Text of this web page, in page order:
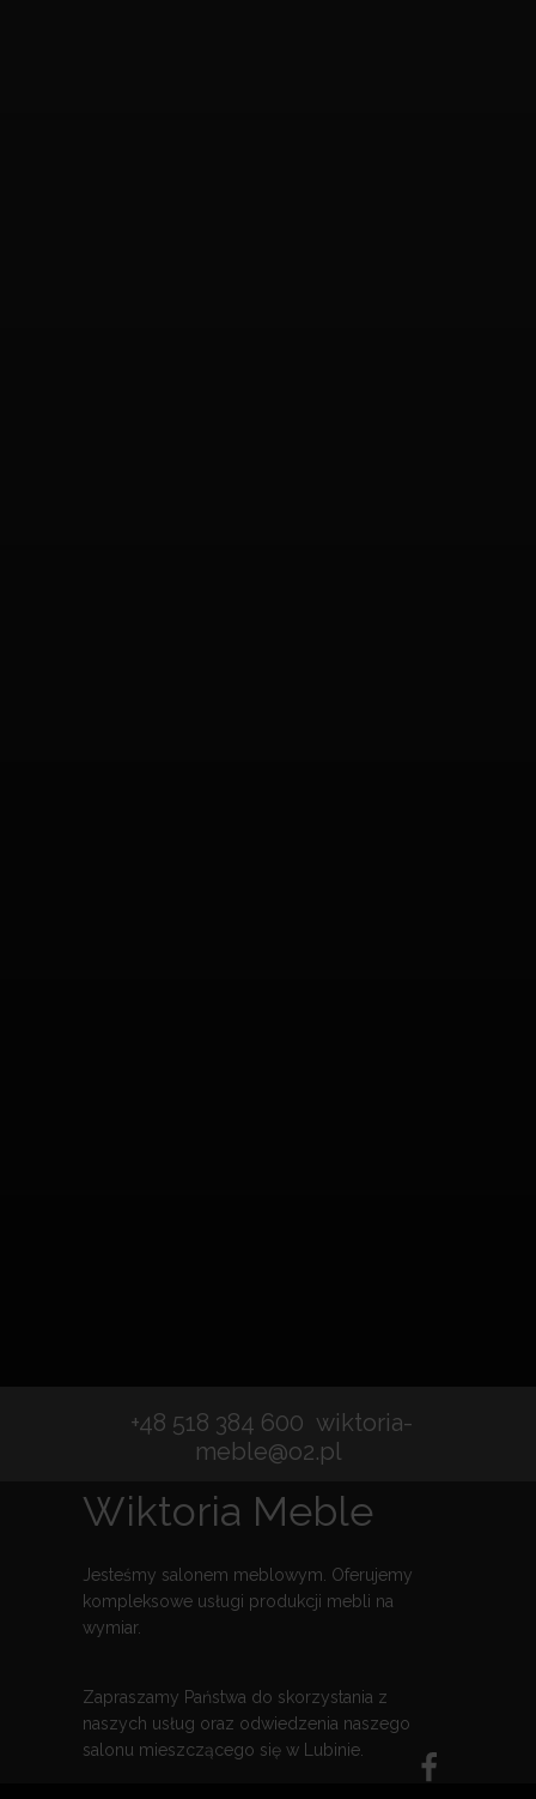
+48 518 384 600 wiktoria-
meble@o2.pl
Wiktoria Meble
Jesteśmy salonem meblowym. Oferujemy
kompleksowe usługi produkcji mebli na
wymiar.
Zapraszamy Państwa do skorzystania z
naszych usług oraz odwiedzenia naszego
salonu mieszczącego się w
Lubinie